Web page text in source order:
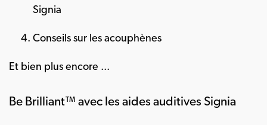
Signia
Conseils sur les acouphènes
Et bien plus encore ...
Be Brilliant™ avec les aides auditives Signia